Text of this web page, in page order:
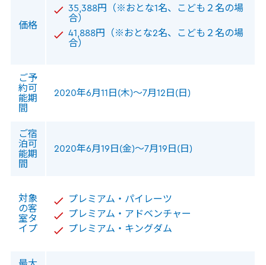
価格
35,388円 （※おとな1名、こども２名の場
合）
41,888円 （※おとな2名、こども２名の場
合）
ご予
約可
能期
間
2020年6月11日(木)～7月12日(日)
ご宿
泊可
能期
間
2020年6月19日(金)～7月19日(日)
対象
の客
室タ
イプ
プレミアム・パイレーツ
プレミアム・アドベンチャー
プレミアム・キングダム